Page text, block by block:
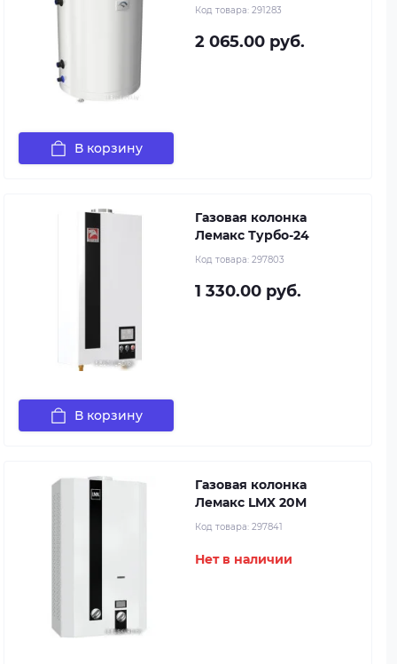
Код товара: 291283
2 065.00 руб.
В корзину
Газовая колонка
Лемакс Турбо-24
Код товара: 297803
1 330.00 руб.
В корзину
Газовая колонка
Лемакс LMX 20M
Код товара: 297841
Нет в наличии